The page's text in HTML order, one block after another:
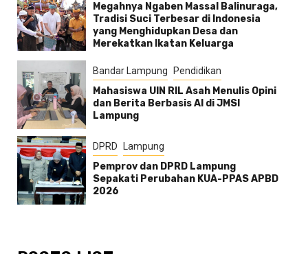
Megahnya Ngaben Massal Balinuraga,
Tradisi Suci Terbesar di Indonesia
yang Menghidupkan Desa dan
Merekatkan Ikatan Keluarga
Bandar Lampung Pendidikan
Mahasiswa UIN RIL Asah Menulis Opini
dan Berita Berbasis AI di JMSI
Lampung
DPRD Lampung
Pemprov dan DPRD Lampung
Sepakati Perubahan KUA-PPAS APBD
2026